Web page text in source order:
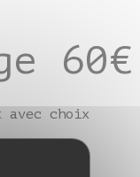
60€
avec choix